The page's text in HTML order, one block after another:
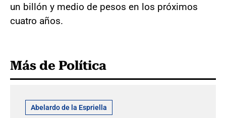
un billón y medio de pesos en los próximos
cuatro años.
Más de Política
Abelardo de la Espriella